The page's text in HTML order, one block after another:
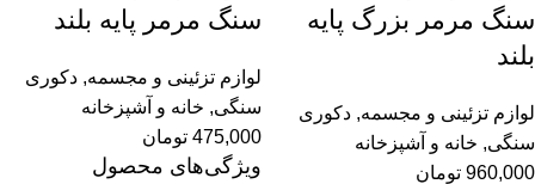
سنگ مرمر بزرگ پایه
بلند
لوازم تزئینی و مجسمه, دکوری
سنگی, خانه و آشپزخانه
960,000 تومان
سنگ مرمر پایه بلند
لوازم تزئینی و مجسمه, دکوری
سنگی, خانه و آشپزخانه
475,000 تومان
ویژگی‌های محصول